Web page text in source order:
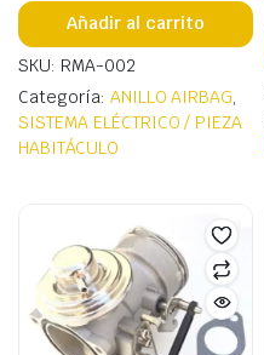
Añadir al carrito
SKU: RMA-002
Categoría: ANILLO AIRBAG,
SISTEMA ELÉCTRICO / PIEZA
HABITÁCULO